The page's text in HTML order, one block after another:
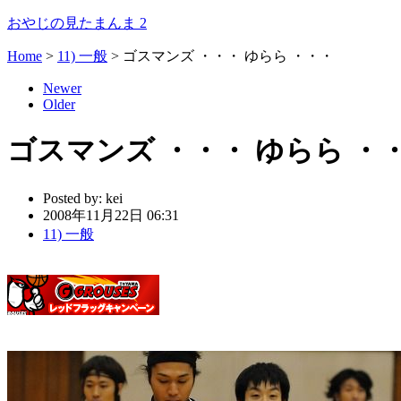
おやじの見たまんま 2
Home > 11) 一般 > ゴスマンズ ・・・ ゆらら ・・・
Newer
Older
ゴスマンズ ・・・ ゆらら ・
Posted by: kei
2008年11月22日 06:31
11) 一般